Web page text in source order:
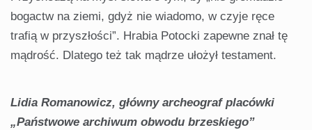
bogactw na ziemi, gdyż nie wiadomo, w czyje ręce
trafią w przyszłości”. Hrabia Potocki zapewne znał tę
mądrość. Dlatego też tak mądrze ułożył testament.
Lidia Romanowicz, główny archeograf placówki
„Państwowe archiwum obwodu brzeskiego”